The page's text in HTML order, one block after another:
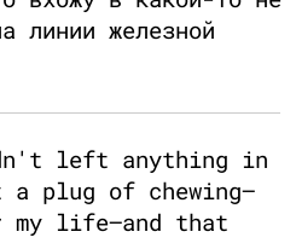
линии железной
left anything in
a plug of chewing—
life—and that